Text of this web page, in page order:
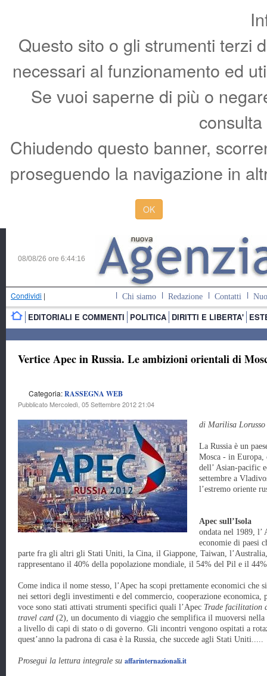
Questo sito o gli strumenti terzi
necessari al funzionamento ed
Se vuoi saperne di più o
Chiudendo questo banner,
proseguendo la navigazione in
OK
08/08/26 ore 6:44:17
Condividi | Chi siamo Redazione Contatti
EDITORIALI E COMMENTI POLITICA DIRITTI E LIBERTA'
Vertice Apec in Russia. Le ambizioni orientali di
Categoria:RASSEGNA WEB
Pubblicato Mercoledì, 05 Settembre 2012 21:04
di Marilisa Lorusso
La Russia è un
Mosca - in
dell’ Asian-pacific
settembre a
l’estremo oriente
Apec sull’Isola
ondata nel 1989, l’
economie di paesi
parte fra gli altri gli Stati Uniti, la Cina, il Giappone, Taiwan,
rappresentano il 40% della popolazione mondiale, il 54% del Pil e il
Come indica il nome stesso, l’Apec ha scopi prettamente economici
nei settori degli investimenti e del commercio, cooperazione economica,
voce sono stati attivati strumenti specifici quali l’Apec Trade facilitation
travel card (2), un documento di viaggio che semplifica il muoversi
a livello di capi di stato o di governo. Gli incontri vengono ospitati a
quest’anno la padrona di casa è la Russia, che succede agli Stati Uniti.....
Prosegui la lettura integrale su affarinternazionali.it